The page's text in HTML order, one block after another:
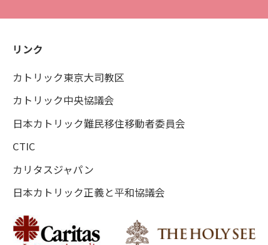
リンク
カトリック東京大司教区
カトリック中央協議会
日本カトリック難民移住移動者委員会
CTIC
カリタスジャパン
日本カトリック正義と平和協議会